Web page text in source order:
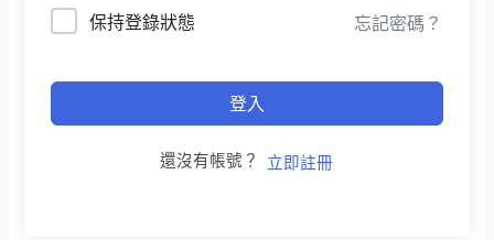
保持登錄狀態 忘記密碼？
登入
還沒有帳號？ 立即註冊